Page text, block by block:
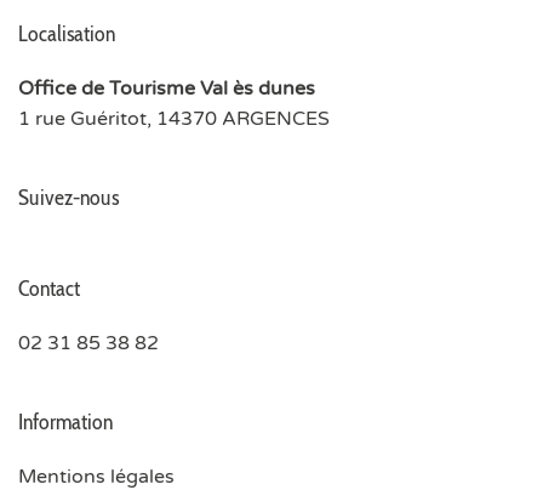
Localisation
Office de Tourisme Val ès dunes
1 rue Guéritot, 14370 ARGENCES
Suivez-nous
Contact
02 31 85 38 82
Information
Mentions légales